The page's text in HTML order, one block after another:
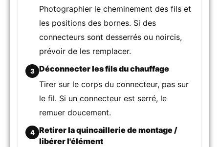
Photographier le cheminement des fils et
les positions des bornes. Si des
connecteurs sont desserrés ou noircis,
prévoir de les remplacer.
3 Déconnecter les fils du chauffage
Tirer sur le corps du connecteur, pas sur
le fil. Si un connecteur est serré, le
remuer doucement.
4 Retirer la quincaillerie de montage /
libérer l'élément